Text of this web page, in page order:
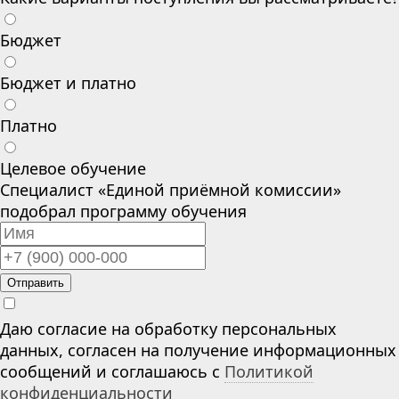
Бюджет
Бюджет и платно
Платно
Целевое обучение
Специалист «Единой приёмной комиссии»
подобрал программу обучения
Отправить
Даю согласие на обработку персональных
данных, согласен на получение информационных
сообщений и соглашаюсь с Политикой
конфиденциальности